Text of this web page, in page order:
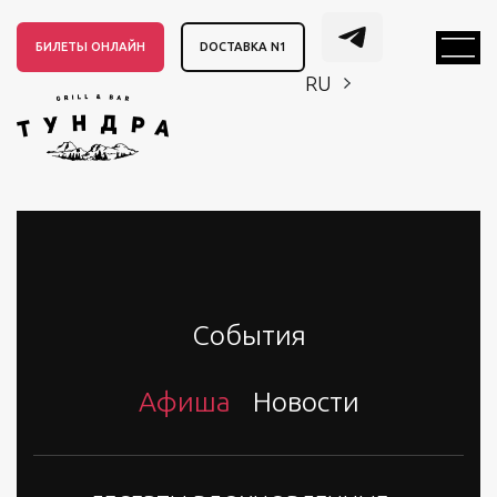
БИЛЕТЫ ОНЛАЙН DОСТАВКА N1
RU
События
Афиша Новости
EN CH